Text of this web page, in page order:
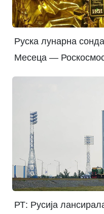
Руска лунарна
Месеца —
РТ: Русија